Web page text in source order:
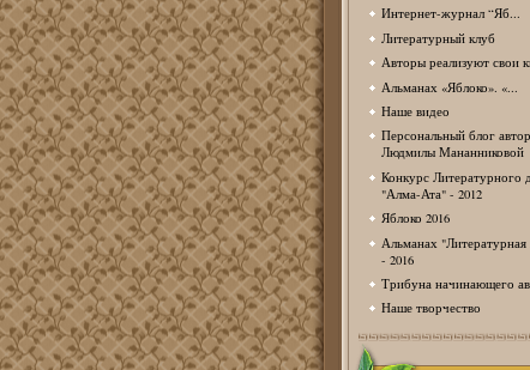
Интернет-журнал “Яб...
Литературный клуб
Авторы реализуют свои
Альманах «Яблоко». «...
Наше видео
Персональный блог
Людмилы Мананниковой
Конкурс Литературного
"Алма-Ата" - 2012
Яблоко 2016
Альманах
- 2016
Трибуна начинающего
Наше творчество